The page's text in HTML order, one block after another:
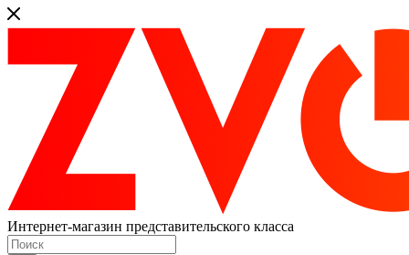
Интернет-магазин представительского класса